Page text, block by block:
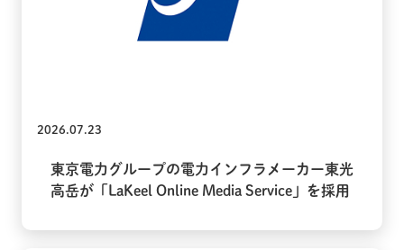
2026.07.23
東京電力グループの電力インフラメーカー東光
高岳が「LaKeel Online Media Service」を採用